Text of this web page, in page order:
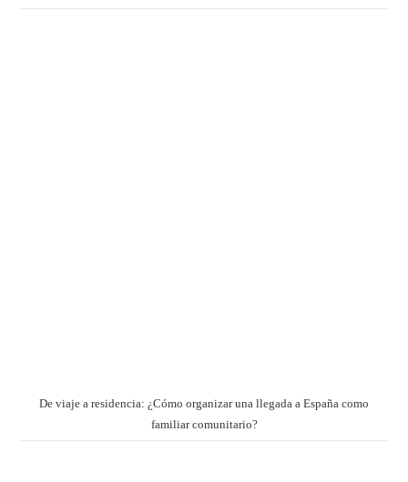
De viaje a residencia: ¿Cómo organizar una llegada a España como
familiar comunitario?